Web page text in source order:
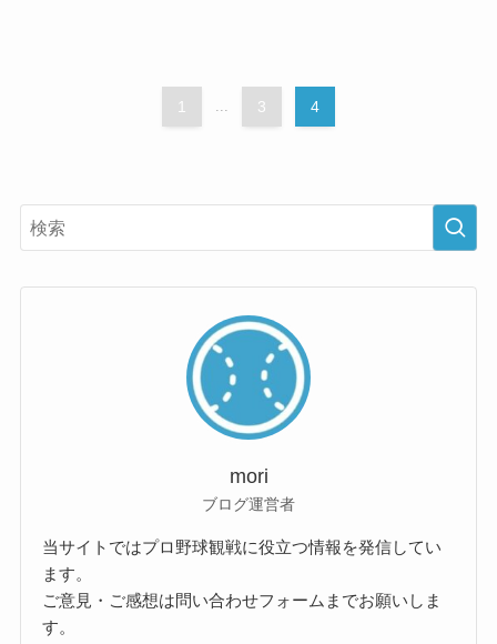
1 3 4
mori
ブログ運営者
当サイトではプロ野球観戦に役立つ情報を発信してい
ます。
ご意見・ご感想は問い合わせフォームまでお願いしま
す。